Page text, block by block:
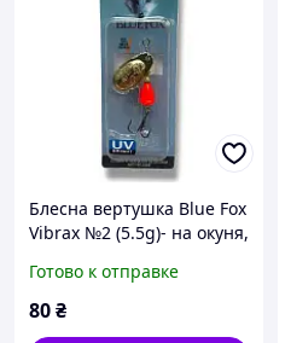
Блесна вертушка Blue Fox
Vibrax №2 (5.5g)- на окуня,
(Цвет 1)
Готово к отправке
80₴